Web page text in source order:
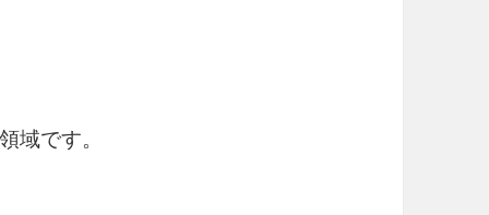
域です。